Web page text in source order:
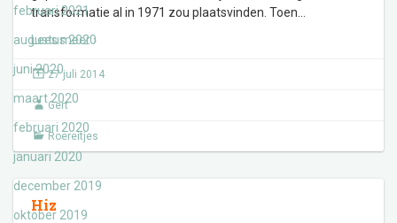
februari 2021
augustus 2020
juni 2020
maart 2020
februari 2020
januari 2020
december 2019
oktober 2019
transformatie al in 1971 zou plaatsvinden. Toen
Lees meer ›
27 juli 2014
Gert
Roereitjes
Hiz